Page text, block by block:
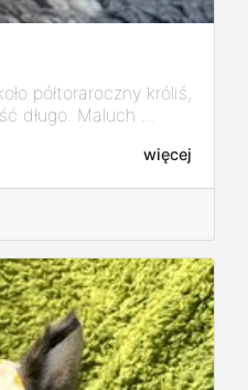
półtoraroczny króliś,
długo. Maluch ...
więcej